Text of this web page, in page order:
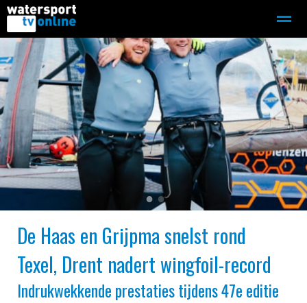
Zeilen Motorboot-sloep Adverteren Redactie
Home Contact Bellen Zoeken
●●
De Haas en Grijpma snelst rond
Texel, Drent nadert wingfoil-record
Indrukwekkende prestaties tijdens 47e editie